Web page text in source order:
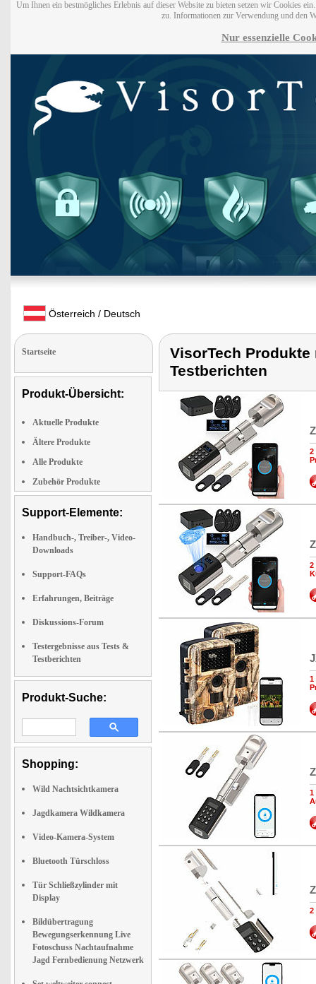
Um Ihnen ein bestmögliches Erlebnis auf dieser Website zu bieten setzen wir Cookies
zu. Informationen zur Verwendung und den
Nur essenzielle
Österreich / Deutsch
Startseite
Produkt-Übersicht:
Aktuelle Produkte
Ältere Produkte
Alle Produkte
Zubehör Produkte
Support-Elemente:
Handbuch-, Treiber-, Video-
Downloads
Support-FAQs
Erfahrungen, Beiträge
Diskussions-Forum
Testergebnisse aus Tests &
Testberichten
Produkt-Suche:
Shopping:
Wild Nachtsichtkamera
Jagdkamera Wildkamera
Video-Kamera-System
Bluetooth Türschloss
Tür Schließzylinder mit
Display
Bildübertragung
Bewegungserkennung Live
Fotoschuss Nachtaufnahme
Jagd Fernbedienung Netzwerk
VisorTech
Testberichten
2
2
1
1
2